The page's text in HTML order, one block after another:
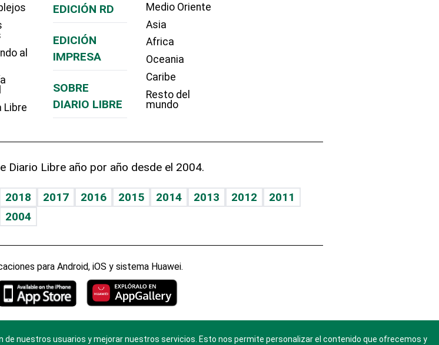
al
Libre
EDICIÓN RD
EDICIÓN
IMPRESA
SOBRE
DIARIO LIBRE
Medio Oriente
Asia
Africa
Oceania
Caribe
Resto del
mundo
Diario Libre año por año desde el 2004.
2018 2017 2016 2015 2014 2013 2012
2011
2004
para Android, iOS y sistema Huawei.
nuestros usuarios y mejorar nuestros servicios. Esto nos permite personalizar el contenido que ofrecemos y